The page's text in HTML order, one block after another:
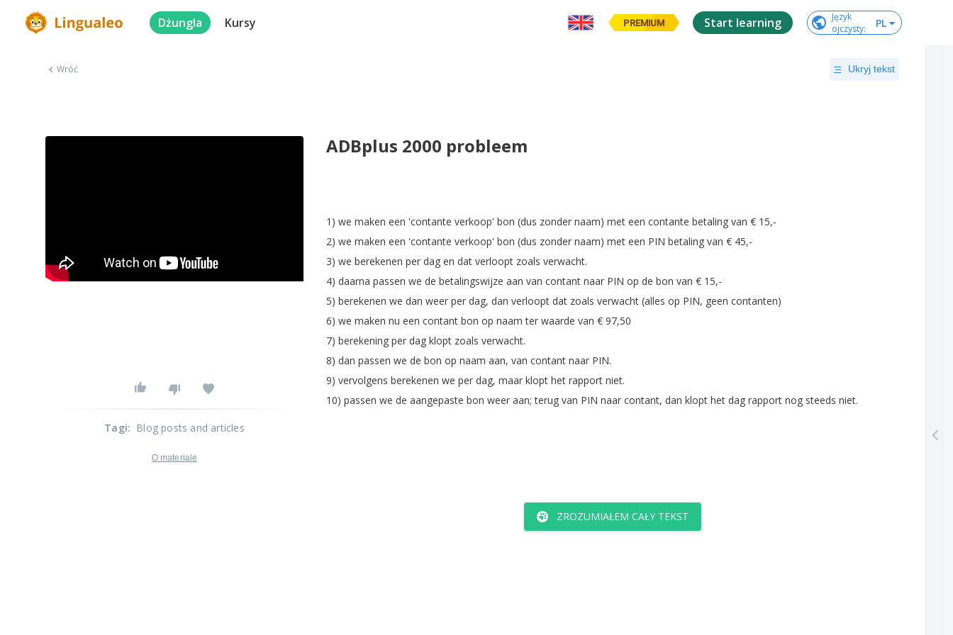
Dżungla Kursy PREMIUM Start learning
Język
ojczysty: PL
Wróć Ukryj tekst
ADBplus 2000 probleem
1) we maken een 'contante verkoop' bon (dus zonder naam) met een contante betaling van € 15,-
2) we maken een 'contante verkoop' bon (dus zonder naam) met een PIN betaling van € 45,-
3) we berekenen per dag en dat verloopt zoals verwacht.
4) daarna passen we de betalingswijze aan van contant naar PIN op de bon van € 15,-
5) berekenen we dan weer per dag, dan verloopt dat zoals verwacht (alles op PIN, geen contanten)
6) we maken nu een contant bon op naam ter waarde van € 97,50
7) berekening per dag klopt zoals verwacht.
8) dan passen we de bon op naam aan, van contant naar PIN.
9) vervolgens berekenen we per dag, maar klopt het rapport niet.
10) passen we de aangepaste bon weer aan; terug van PIN naar contant, dan klopt het dag rapport nog steeds niet.
ZROZUMIAŁEM CAŁY TEKST
Tagi: Blog posts and articles
O materiale